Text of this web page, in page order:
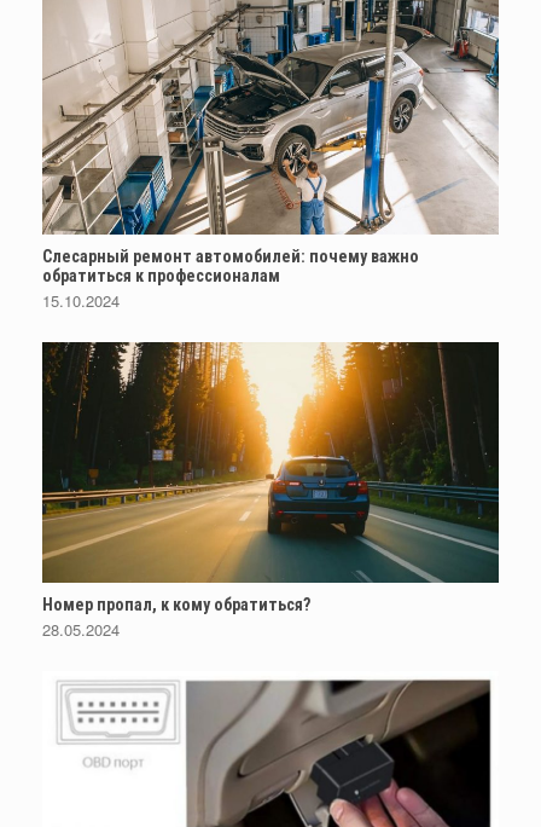
Слесарный ремонт автомобилей: почему важно
обратиться к профессионалам
15.10.2024
Номер пропал, к кому обратиться?
28.05.2024